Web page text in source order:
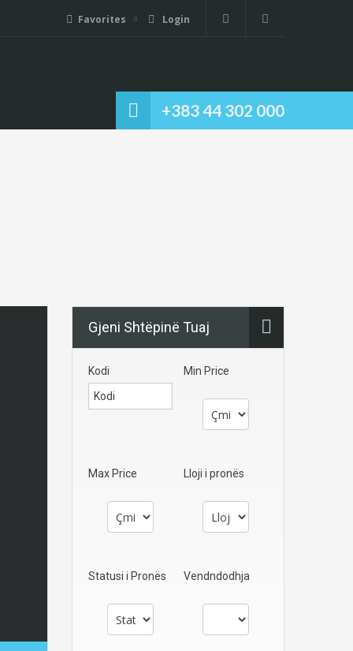
Favorites Login
+383 44 302 000
Gjeni Shtëpinë Tuaj
Kodi Min Price
Max Price Lloji i pronës
Statusi i Pronës Vendndodhja